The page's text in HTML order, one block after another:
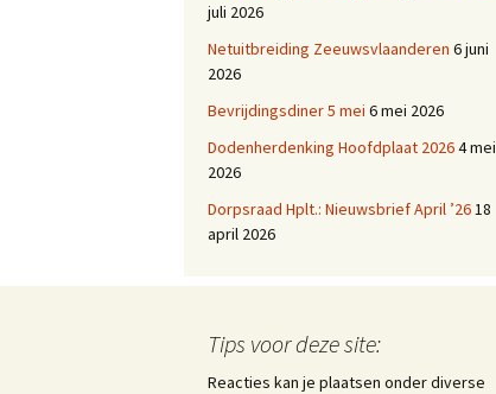
juli 2026
Netuitbreiding Zeeuwsvlaanderen 6 juni
2026
Bevrijdingsdiner 5 mei 6 mei 2026
Dodenherdenking Hoofdplaat 20264 mei
2026
Dorpsraad Hplt.: Nieuwsbrief April ’2618
april 2026
Tips voor deze site:
Reacties kan je plaatsen onder diverse